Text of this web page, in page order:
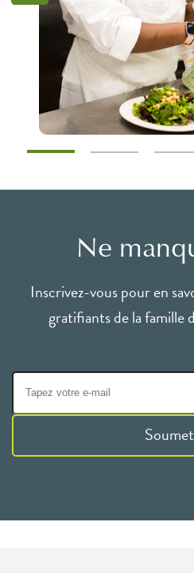
Ne
Inscrivez-vous pour en
gratifiants de la famille